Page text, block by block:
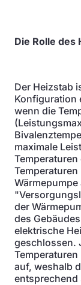
Die Rolle des
Der Heizstab
Konfiguration
wenn die
maximale
der
des
elektrische
geschlossen.
auf, weshalb
entsprechend